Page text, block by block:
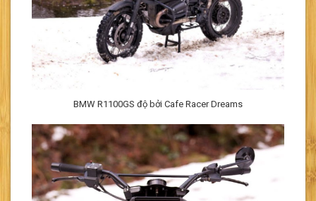
BMW R1100GS độ bởi Cafe Racer Dreams